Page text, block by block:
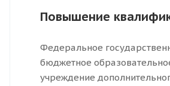
Повышение
Федеральное
бюджетное
учреждение